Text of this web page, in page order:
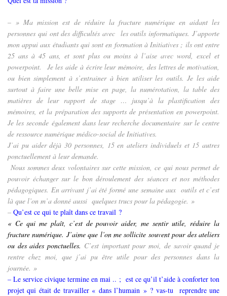
– » Ma mission est de réduire la fracture numérique en aidant les
personnes qui ont des difficultés avec les outils informatiques. J’apporte
mon appui aux étudiants qui sont en formation à Initiatives ; ils ont entre
25 ans à 45 ans, et sont plus ou moins à l’aise avec word, excel et
powerpoint. Je les aide à écrire leur mémoire, des lettres de motivation,
ou bien simplement à s’entrainer à bien utiliser les outils. Je les aide
surtout à faire une belle mise en page, la numérotation, la table des
matières de leur rapport de stage … jusqu’à la plastification des
mémoires, et la préparation des supports de présentation en powerpoint.
Je les seconde également dans leur recherche documentaire sur le centre
de ressource numérique médico-social de Initiatives.
J’ai pu aider déjà 30 personnes, 15 en ateliers individuels et 15 autres
ponctuellement à leur demande.
Nous sommes deux volontaires sur cette mission, ce qui nous permet de
pouvoir échanger sur le bon déroulement des séances et nos méthodes
pédagogiques. En arrivant j’ai été formé une semaine aux outils et c’est
là que l’on m’a donné aussi quelques trucs pour la pédagogie. »
– Qu’est ce qui te plaît dans ce travail ?
« Ce qui me plaît, c’est de pouvoir aider, me sentir utile, réduire la
fracture numérique. J’aime que l’on me sollicite souvent pour des ateliers
ou des aides ponctuelles. C’est important pour moi, de savoir quand je
rentre chez moi,que j’ai pu être utile pour des personnes dans la
journée. »
– Le service civique termine en mai .. ; est ce qu’il t’aide à conforter ton
projet qui était de travailler « dans l’humain » ? vas-tu reprendre une